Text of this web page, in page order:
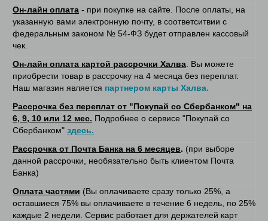
Он-лайн оплата - при покупке на сайте. После оплаты, на
указанную вами электронную почту, в соответситвии с
федеральным законом № 54-ФЗ будет отправлен кассовый
чек.
Он-лайн оплата картой рассрочки Халва . Вы можете
приобрести товар в рассрочку на 4 месяца без переплат.
Наш магазин является партнером карты Халва.
Рассрочка без переплат от "Покупай со Сбербанком" на
6, 9, 10 или 12 мес. Подробнее о сервисе "Покупай со
Сбербанком" здесь.
Рассрочка от Почта Банка на 6 месяцев. (при выборе
данной рассрочки, необязательно быть клиентом Почта
Банка)
Оплата частями (Вы оплачиваете сразу только 25%, а
оставшиеся 75% вы оплачиваете в течение 6 недель, по 25%
каждые 2 недели. Сервис работает для держателей карт